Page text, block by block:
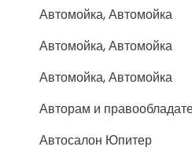
Автомойка, Автомойка
Автомойка, Автомойка
Автомойка, Автомойка
Авторам и
Автосалон Юпитер